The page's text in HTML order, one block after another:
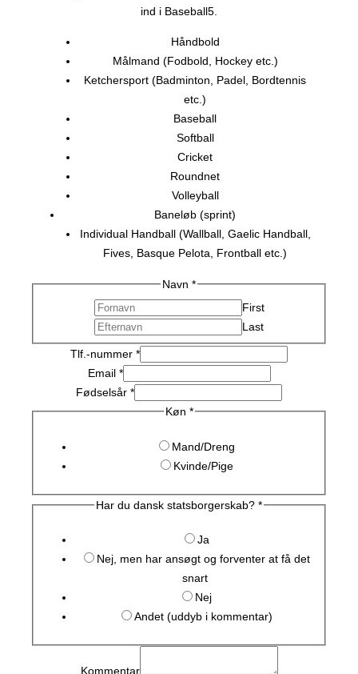
ind i Baseball5.
Håndbold
Målmand (Fodbold, Hockey etc.)
Ketchersport (Badminton, Padel, Bordtennis
etc.)
Baseball
Softball
Cricket
Roundnet
Volleyball
Baneløb (sprint)
Individual Handball (Wallball, Gaelic Handball,
Fives, Basque Pelota, Frontball etc.)
Navn *
First
Last
Tlf.-nummer *
Email *
Fødselsår *
Køn *
Mand/Dreng
Kvinde/Pige
Har du dansk statsborgerskab? *
Ja
Nej, men har ansøgt og forventer at få det
snart
Nej
Andet (uddyb i kommentar)
Kommentar